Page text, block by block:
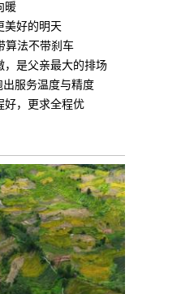
暖
美好的明天
算法不带刹车
，是父亲最大的排场
出服务温度与精度
好，更求全程优